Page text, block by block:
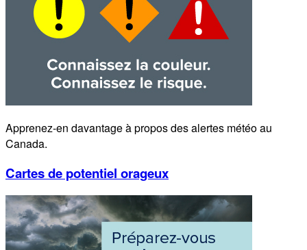
Apprenez-en davantage à propos des alertes météo au
Canada.
Cartes de potentiel orageux